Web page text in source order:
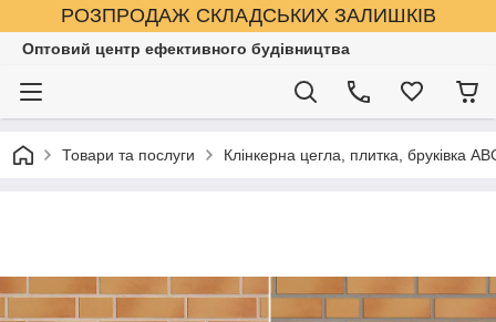
РОЗПРОДАЖ СКЛАДСЬКИХ ЗАЛИШКІВ
Оптовий центр ефективного будівництва
Товари та послуги Клінкерна цегла, плитка, бруківка